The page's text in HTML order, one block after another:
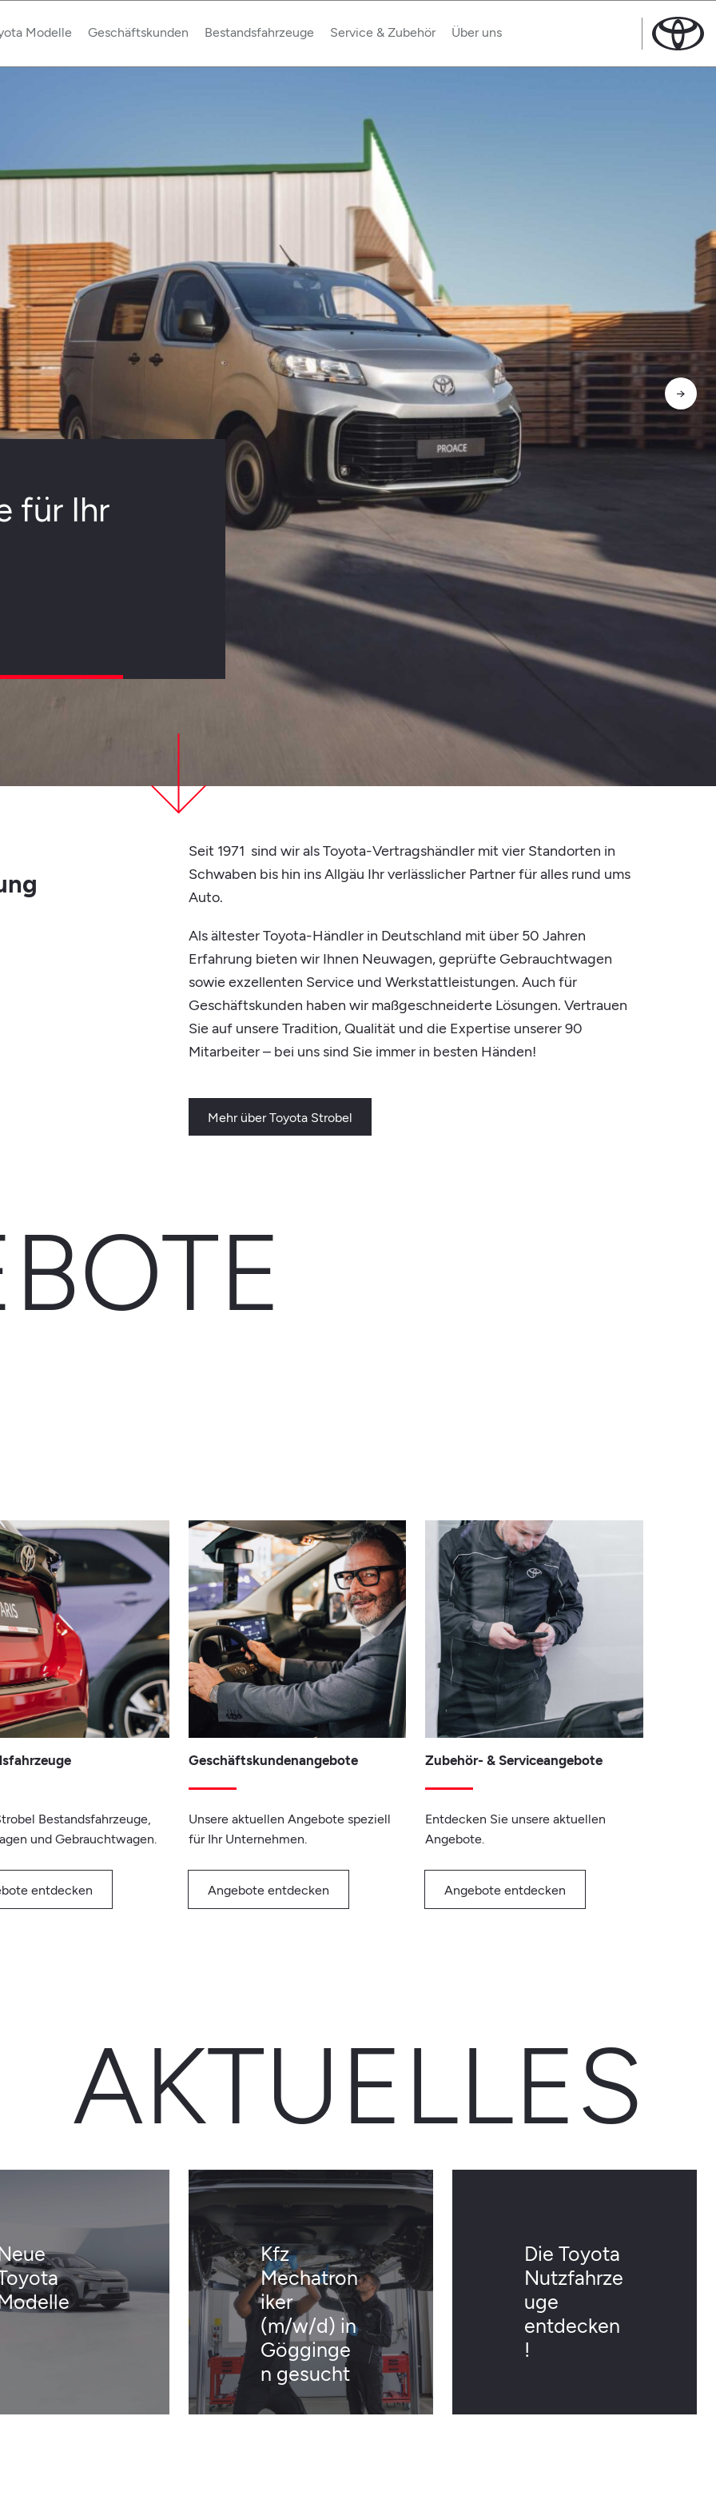
Modelle Geschäftskunden Bestandsfahrzeuge Service & Zubehör Über uns
Unser Aktionsangebot für
→
Seit 1971 sind wir als Toyota-Vertragshändler mit vier Standorten in
Schwaben bis hin ins Allgäu Ihr verlässlicher Partner für alles rund ums
Auto.
Als ältester Toyota-Händler in Deutschland mit über 50 Jahren
Erfahrung bieten wir Ihnen Neuwagen, geprüfte Gebrauchtwagen
sowie exzellenten Service und Werkstattleistungen. Auch für
Geschäftskunden haben wir maßgeschneiderte Lösungen. Vertrauen
Sie auf unsere Tradition, Qualität und die Expertise unserer 90
Mitarbeiter – bei uns sind Sie immer in besten Händen!
Mehr über Toyota Strobel
Bestandsfahrzeuge,
und Gebrauchtwagen.
entdecken
Geschäftskundenangebote
Unsere aktuellen Angebote speziell
für Ihr Unternehmen.
Angebote entdecken
Zubehör- & Serviceangebote
Entdecken Sie unsere aktuellen
Angebote.
Angebote entdecken
AKTUELLES
Kfz
Mechatron
iker
(m/w/d) in
Gögginge
n gesucht
Die Toyota
Nutzfahrze
uge
entdecken
!